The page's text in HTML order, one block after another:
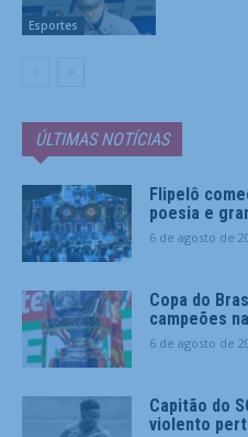
Esportes
ÚLTIMAS NOTÍCIAS
Flipelô
poesia e
6 de agosto de
Copa do
campeões
6 de agosto de
Capitão do
violento